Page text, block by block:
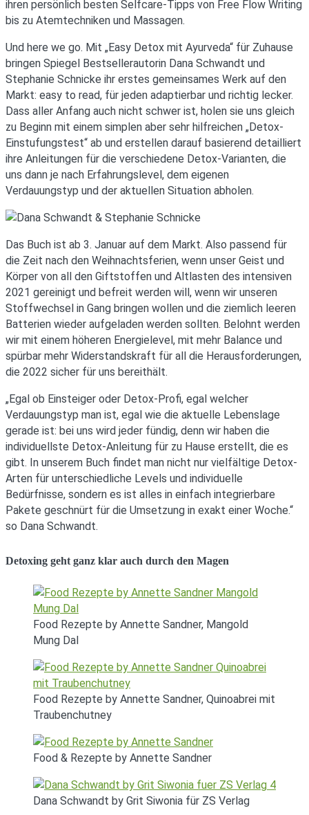
ihren persönlich besten Selfcare-Tipps von Free Flow Writing
bis zu Atemtechniken und Massagen.
Und here we go. Mit „Easy Detox mit Ayurveda“ für Zuhause
bringen Spiegel Bestsellerautorin Dana Schwandt und
Stephanie Schnicke ihr erstes gemeinsames Werk auf den
Markt: easy to read, für jeden adaptierbar und richtig lecker.
Dass aller Anfang auch nicht schwer ist, holen sie uns gleich
zu Beginn mit einem simplen aber sehr hilfreichen „Detox-
Einstufungstest“ ab und erstellen darauf basierend detailliert
ihre Anleitungen für die verschiedene Detox-Varianten, die
uns dann je nach Erfahrungslevel, dem eigenen
Verdauungstyp und der aktuellen Situation abholen.
Das Buch ist ab 3. Januar auf dem Markt. Also passend für
die Zeit nach den Weihnachtsferien, wenn unser Geist und
Körper von all den Giftstoffen und Altlasten des intensiven
2021 gereinigt und befreit werden will, wenn wir unseren
Stoffwechsel in Gang bringen wollen und die ziemlich leeren
Batterien wieder aufgeladen werden sollten. Belohnt werden
wir mit einem höheren Energielevel, mit mehr Balance und
spürbar mehr Widerstandskraft für all die Herausforderungen,
die 2022 sicher für uns bereithält.
„Egal ob Einsteiger oder Detox-Profi, egal welcher
Verdauungstyp man ist, egal wie die aktuelle Lebenslage
gerade ist: bei uns wird jeder fündig, denn wir haben die
individuellste Detox-Anleitung für zu Hause erstellt, die es
gibt. In unserem Buch findet man nicht nur vielfältige Detox-
Arten für unterschiedliche Levels und individuelle
Bedürfnisse, sondern es ist alles in einfach integrierbare
Pakete geschnürt für die Umsetzung in exakt einer Woche.“
so Dana Schwandt.
Detoxing geht ganz klar auch durch den Magen
Food Rezepte by Annette Sandner, Mangold
Mung Dal
Food Rezepte by Annette Sandner, Quinoabrei mit
Traubenchutney
Food & Rezepte by Annette Sandner
Dana Schwandt by Grit Siwonia für ZS Verlag